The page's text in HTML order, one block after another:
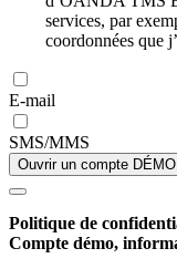
services, par
coordonnées que
E-mail
SMS/MMS
Ouvrir un compte
Politique de
Compte démo,